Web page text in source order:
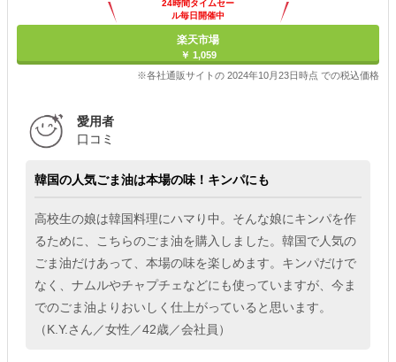
24時間タイムセー
ル毎日開催中
楽天市場
￥ 1,059
※各社通販サイトの 2024年10月23日時点 での税込価格
愛用者
口コミ
韓国の人気ごま油は本場の味！キンパにも
高校生の娘は韓国料理にハマり中。そんな娘にキンパを作
るために、こちらのごま油を購入しました。韓国で人気の
ごま油だけあって、本場の味を楽しめます。キンパだけで
なく、ナムルやチャプチェなどにも使っていますが、今ま
でのごま油よりおいしく仕上がっていると思います。
（K.Y.さん／女性／42歳／会社員）